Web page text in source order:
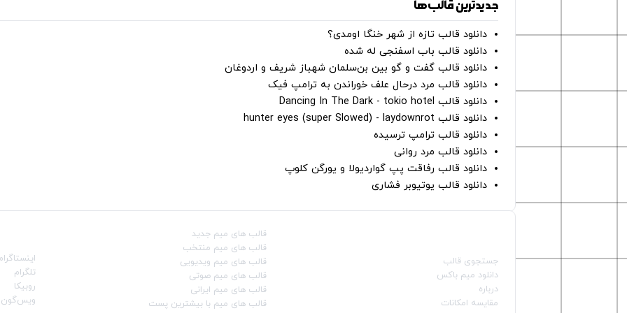
جدیدترین قالب‌ها
دانلود قالب تازه از شهر خنگا اومدی؟
دانلود قالب باب اسفنجی له شده
دانلود قالب گفت و گو بین بن‌سلمان شهباز شریف و اردوغان
دانلود قالب مرد درحال علف خوراندن به ترامپ فیک
دانلود قالب Dancing In The Dark - tokio hotel
دانلود قالب hunter eyes (super Slowed) - laydownrot
دانلود قالب ترامپ ترسیده
دانلود قالب مرد روانی
دانلود قالب رفاقت پپ گواردیولا و یورگن کلوپ
دانلود قالب یوتیوبر فشاری
جستجوی قالب
دانلود میم باکس
درباره
مقایسه امکانات
قالب‌ های میم جدید
قالب‌ های میم منتخب
قالب‌ های میم ویدیویی
قالب‌ های میم صوتی
قالب‌ های میم ایرانی
قالب‌ های میم با بیشترین پست
تلگرام
روبیکا
ویس‌گون